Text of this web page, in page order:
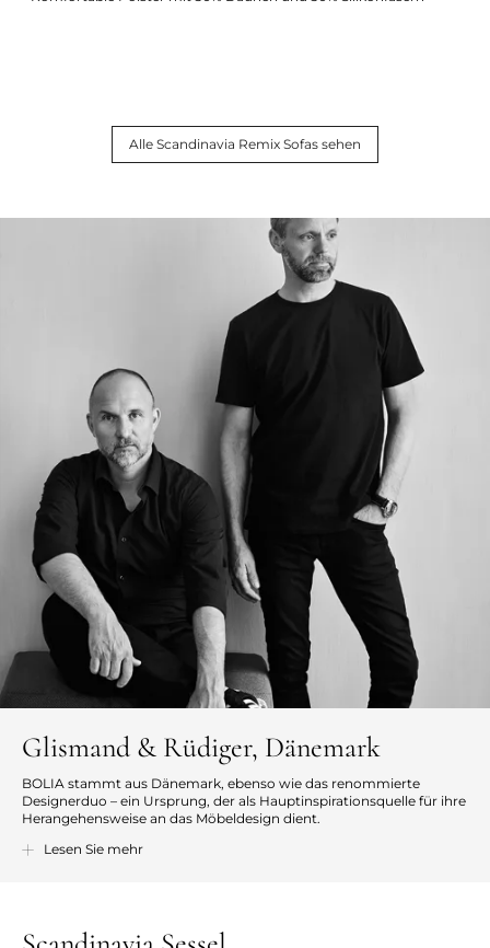
Alle Scandinavia Remix Sofas sehen
Glismand & Rüdiger, Dänemark
BOLIA stammt aus Dänemark, ebenso wie das renommierte
Designerduo – ein Ursprung, der als Hauptinspirationsquelle für ihre
Herangehensweise an das Möbeldesign dient.
Bei der Formgebung von Möbeln lässt sich das Designerduo von
Lesen Sie mehr